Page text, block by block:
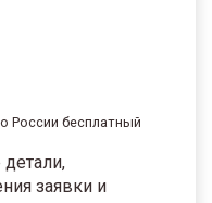
России бесплатный
заявки и